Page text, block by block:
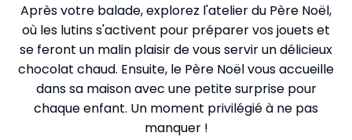
Après votre balade, explorez l'atelier du Père Noël,
où les lutins s'activent pour préparer vos jouets et
se feront un malin plaisir de vous servir un délicieux
chocolat chaud. Ensuite, le Père Noël vous accueille
dans sa maison avec une petite surprise pour
chaque enfant. Un moment privilégié à ne pas
manquer !